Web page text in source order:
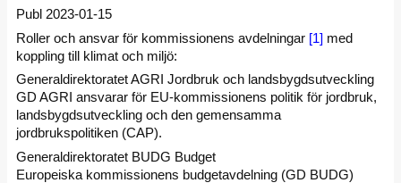
Publ 2023-01-15
Roller och ansvar för kommissionens avdelningar [1] med
koppling till klimat och miljö:
Generaldirektoratet AGRI Jordbruk och landsbygdsutveckling
GD AGRI ansvarar för EU-kommissionens politik för jordbruk,
landsbygdsutveckling och den gemensamma
jordbrukspolitiken (CAP).
Generaldirektoratet BUDG Budget
Europeiska kommissionens budgetavdelning (GD BUDG)